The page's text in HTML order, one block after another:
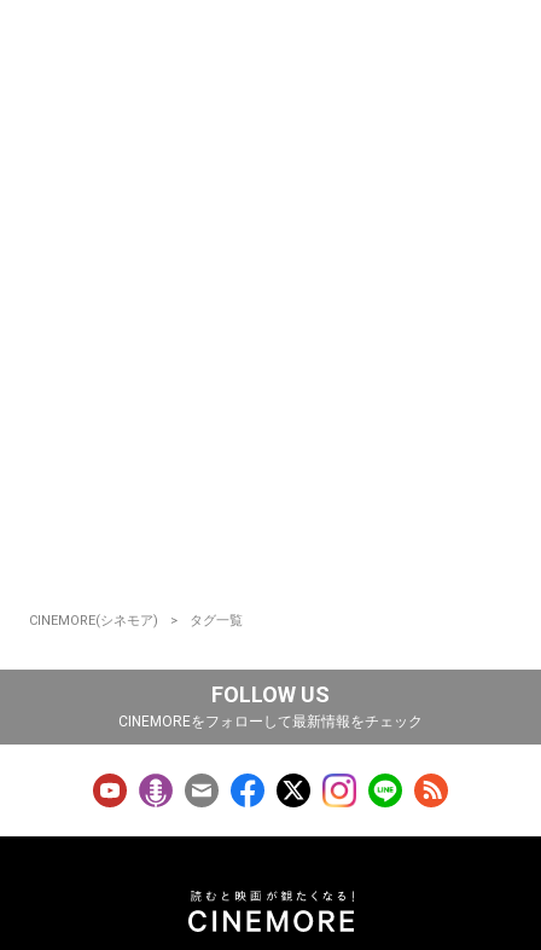
CINEMORE(シネモア) タグ一覧
FOLLOW US
CINEMOREをフォローして最新情報をチェック